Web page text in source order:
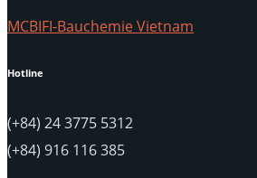
MCBIFI-Bauchemie Vietnam
Hotline
(+84) 24 3775 5312
(+84) 916 116 385